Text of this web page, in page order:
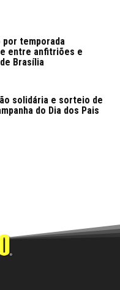
por temporada
entre anfitriões e
Brasília
solidária e sorteio de
do Dia dos Pais